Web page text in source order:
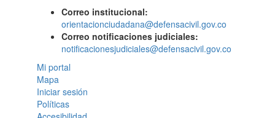
Correo institucional:
orientacionciudadana@defensacivil.gov.co
Correo notificaciones judiciales:
notificacionesjudiciales@defensacivil.gov.co
Mi portal
Mapa
Iniciar sesión
Políticas